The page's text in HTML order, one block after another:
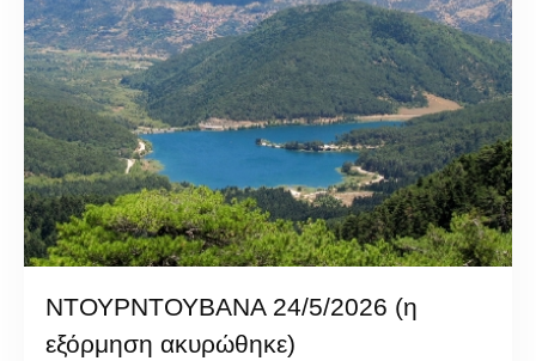
ΝΤΟΥΡΝΤΟΥΒΑΝΑ 24/5/2026 (η
εξόρμηση ακυρώθηκε)